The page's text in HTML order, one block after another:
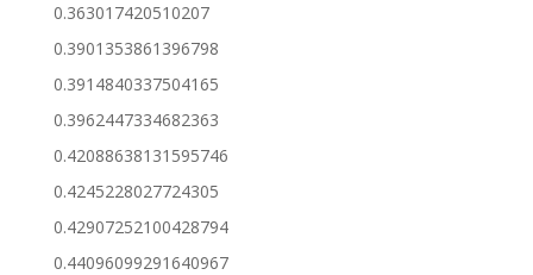
0.363017420510207
0.3901353861396798
0.3914840337504165
0.3962447334682363
0.42088638131595746
0.4245228027724305
0.42907252100428794
0.44096099291640967